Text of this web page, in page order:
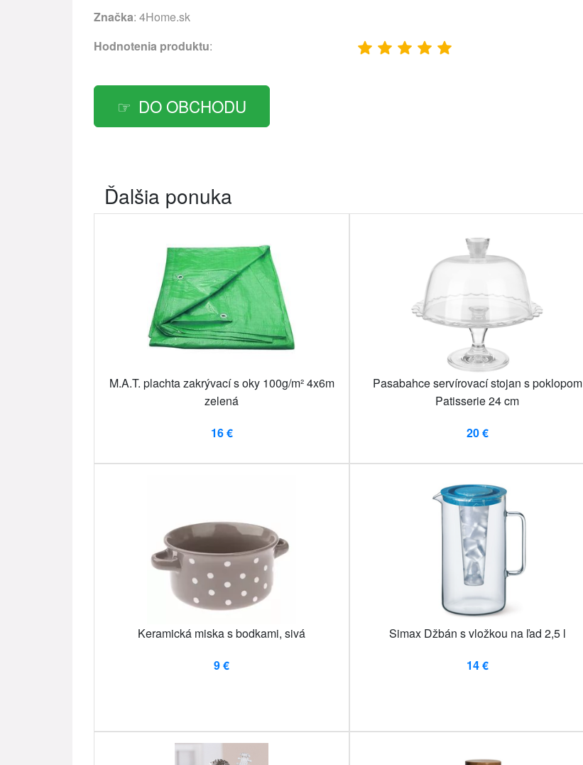
Značka: 4Home.sk
Hodnotenia produktu:
DO OBCHODU
Ďalšia ponuka
M.A.T. plachta zakrývací s oky 100g/m² 4x6m
zelená
16 €
Pasabahce servírovací stojan s poklopom
Patisserie 24 cm
20 €
Keramická miska s bodkami, sivá
9 €
Simax Džbán s vložkou na ľad 2,5 l
14 €